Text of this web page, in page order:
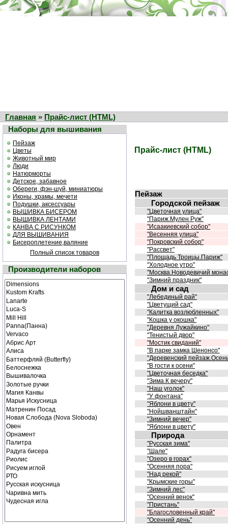
Главная » Прайс-лист (HTML)
Наборы для вышивания
Пейзаж
Цветы
Животный мир
Люди
Натюрморты
Детское, забавное
Обереги, фэн-шуй, миниатюры
Иконы, храмы, мечети
Подушки, аксессуары
ВЫШИВКА БИСЕРОМ
ВЫШИВКА ЛЕНТАМИ
КАНВА С РИСУНКОМ
ДЛЯ ВЫШИВАНИЯ
Бисероплетение,валяние
Полный список товаров
Производители наборов
Прайс-лист (HTML)
Пейзаж
Городской пейзаж
"Цветочная улица"
"Париж.Мулен Руж"
"Исаакиевский собор"
"Весенняя улица"
"Покровский собор"
"Рассвет"
"Площадь Троицы.Париж"
"Холодное утро"
"Москва.Новодевичий
"Зимний праздник"
Дом и сад
"Лебединый рай"
"Цветущий сад"
"Калитка возлюбленных"
"Кошка у окошка"
"Деревня Лужайкино"
"Тенистый двор"
"Мостик свиданий"
"В парке замка Шенонсо"
"Деревенский
"В гости к осени"
"Цветочная беседка"
"Зима.К вечеру"
"Наш уголок"
"У фонтана"
"Яблони в цвету"
"Нойшванштайн"
"Зимний вечер"
"Яблони в цвету"
Природа
"Русская зима"
"Шале"
"Озеро в горах"
"Осенняя пора"
"Над рекой"
"Крымские горы"
"Зимний лес"
"Осенний венок"
"Пристань"
"Благословенный край"
"Осенний день"